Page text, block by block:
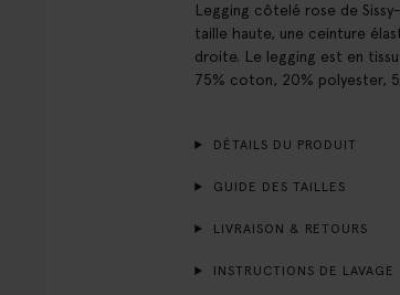
Legging côtelé rose de
taille haute, une ceinture
droite. Le legging est en
75% coton, 20% polyester,
DÉTAILS DU PRODUIT
GUIDE DES TAILLES
LIVRAISON & RETOURS
INSTRUCTIONS DE LAVAGE